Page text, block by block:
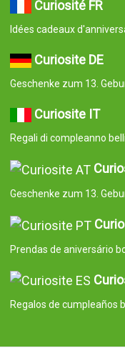
Curiosité FR
Idées cadeaux
Curiosite DE
Geschenke zum 13.
Curiosite IT
Regali di compleanno
Geschenke zum 13.
Prendas de aniversário
Regalos de cumpleaños